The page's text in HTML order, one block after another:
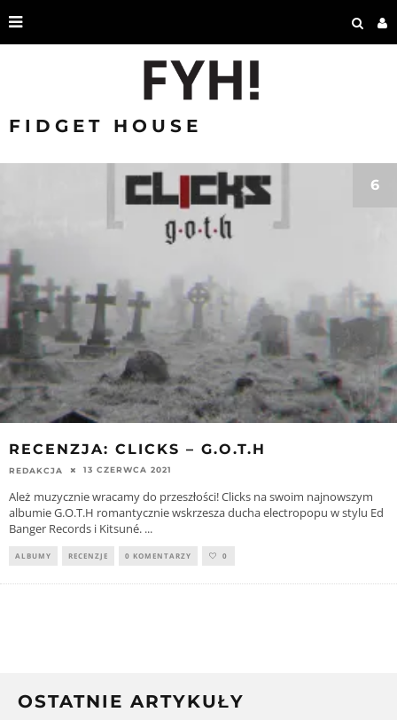
FIDGET HOUSE
6
RECENZJA: CLICKS – G.O.T.H
REDAKCJA 13 CZERWCA 2021
Ależ muzycznie wracamy do przeszłości! Clicks na swoim najnowszym
albumie G.O.T.H romantycznie wskrzesza ducha electropopu w stylu Ed
Banger Records i Kitsuné. ...
ALBUMY RECENZJE 0 KOMENTARZY 0
OSTATNIE ARTYKUŁY